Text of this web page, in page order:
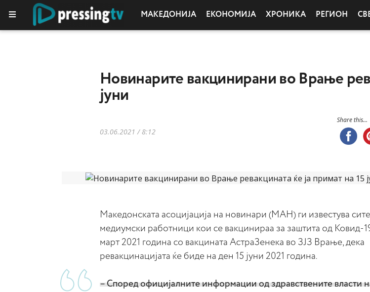
МАКЕДОНИЈА ЕКОНОМИЈА ХРОНИКА РЕГИОН
Новинарите вакцинирани во Врање
јуни
03.06.2021 / 8:12
Share this...
Македонската асоцијација на новинари (МАН) ги известува сите
медиумски работници кои се вакцинираа за заштита од Ковид-
март 2021 година со вакцината АстраЗенека во ЗЈЗ Врање, дека
ревакцинацијата ќе биде на ден 15 јуни 2021 година.
– Според официјалните информации од здравствените власти